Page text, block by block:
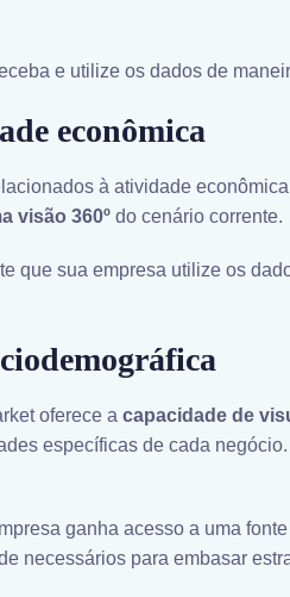
e utilize os dados de
econômica
à atividade
visão 360º do cenário corrente.
que sua empresa utilize os
oferece a capacidade de
específicas de cada
ganha acesso a uma
necessários para embasar